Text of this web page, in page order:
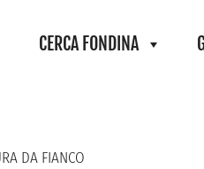
CERCA FONDINA
DA FIANCO